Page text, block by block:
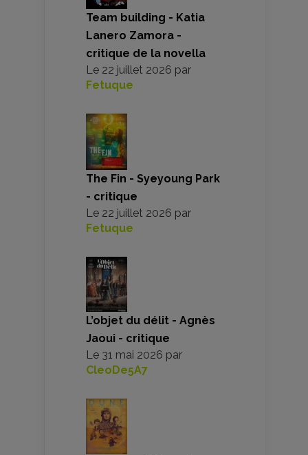
Team building - Katia
Lanero Zamora -
critique de la novella
Le 22 juillet 2026 par
Fetuque
The Fin - Syeyoung Park
- critique
Le 22 juillet 2026 par
Fetuque
L’objet du délit - Agnès
Jaoui - critique
Le 31 mai 2026 par
CleoDe5A7